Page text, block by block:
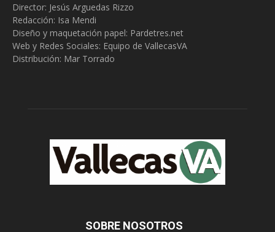
Director: Jesús Arguedas Rizzo
Redacción: Isa Mendi
Diseño y maquetación papel: Pardetres.net
Web y Redes Sociales: Equipo de VallecasVA
Distribución: Mar Torrado
SOBRE NOSOTROS